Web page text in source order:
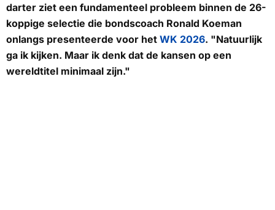
darter ziet een fundamenteel probleem binnen de 26-
koppige selectie die bondscoach Ronald Koeman
onlangs presenteerde voor het WK 2026. "Natuurlijk
ga ik kijken. Maar ik denk dat de kansen op een
wereldtitel minimaal zijn."